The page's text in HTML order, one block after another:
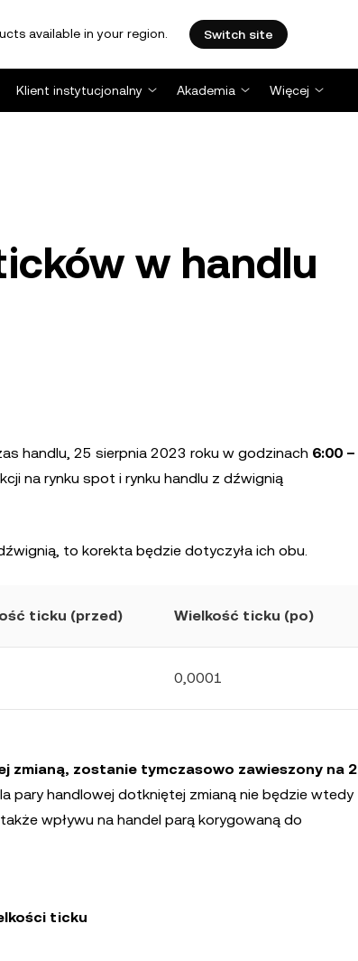
available in your region. Switch site
Klient instytucjonalny Akademia Więcej
w handlu
handlu, 25 sierpnia 2023 roku w godzinach 6:00 –
na rynku spot i rynku handlu z dźwignią
to korekta będzie dotyczyła ich obu.
ticku (przed) Wielkość ticku (po)
0,0001
zmianą, zostanie tymczasowo zawieszony na 2
pary handlowej dotkniętej zmianą nie będzie wtedy
wpływu na handel parą korygowaną do
ticku